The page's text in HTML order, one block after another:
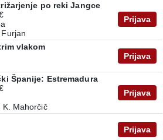
po reki Jangce
Prijava
vlakom
Prijava
Španije: Estremadura
K. Mahorčič
Prijava
Prijava